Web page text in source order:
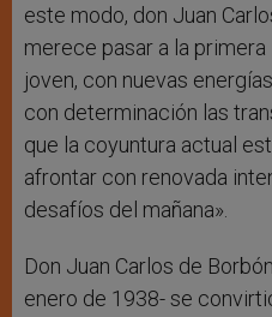
este modo, don Juan
merece pasar a la
joven, con nuevas
con determinación las
que la coyuntura actual
afrontar con renovada
desafíos del mañana».
Don Juan Carlos de
enero de 1938- se